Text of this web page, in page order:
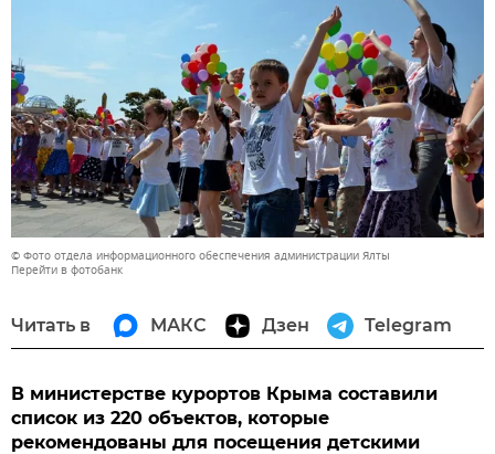
© Фото отдела информационного обеспечения администрации Ялты
Перейти в фотобанк
Читать в МАКС Дзен Telegram
В министерстве курортов Крыма составили
список из 220 объектов, которые
рекомендованы для посещения детскими